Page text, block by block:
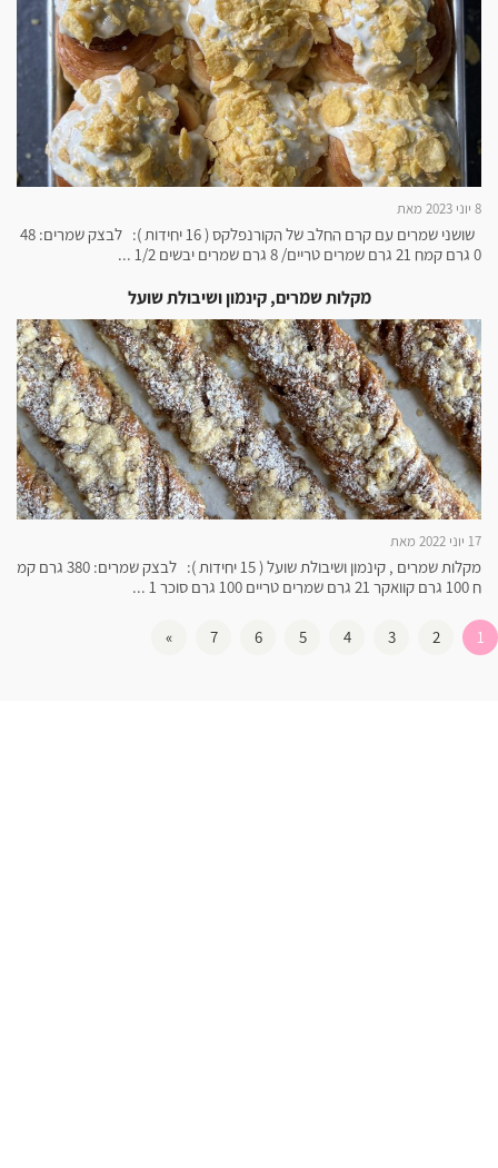
8 יוני 2023 מאת
שושני שמרים עם קרם החלב של הקורנפלקס ( 16 יחידות ): לבצק שמרים: 48
0 גרם קמח 21 גרם שמרים טריים/ 8 גרם שמרים יבשים 1/2 ...
מקלות שמרים, קינמון ושיבולת שועל
17 יוני 2022 מאת
מקלות שמרים , קינמון ושיבולת שועל ( 15 יחידות ): לבצק שמרים: 380 גרם קמ
ח 100 גרם קוואקר 21 גרם שמרים טריים 100 גרם סוכר 1 ...
1
2
3
4
5
6
7
»